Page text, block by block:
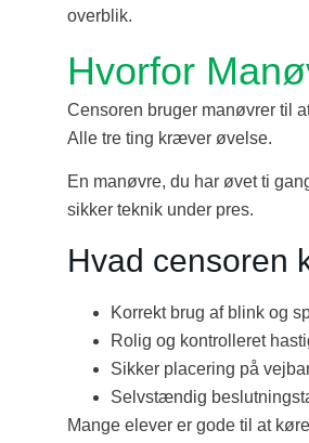
overblik.
Hvorfor
Censoren bruger manøvrer til
Alle tre ting kræver øvelse.
En manøvre, du har øvet ti
sikker teknik under pres.
Hvad censoren
Korrekt brug af blink og
Rolig og kontrolleret
Sikker placering på
Selvstændig
Mange elever er gode til at